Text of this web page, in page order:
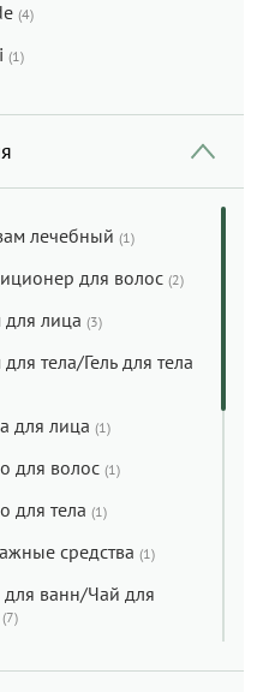
(4)
(1)
лечебный (1)
для волос (2)
лица (3)
тела/Гель для тела
для лица (1)
для волос (1)
для тела (1)
средства (1)
ванн/Чай для
(7)